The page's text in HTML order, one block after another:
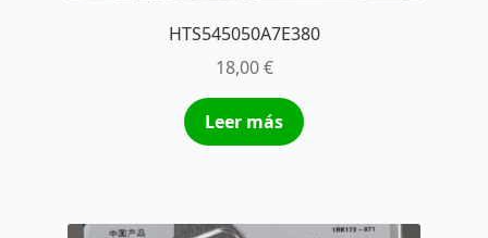
HTS545050A7E380
18,00€
Leer más